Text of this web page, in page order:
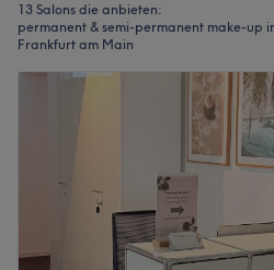
13 Salons die anbieten:
permanent & semi-permanent make-up
Frankfurt am Main